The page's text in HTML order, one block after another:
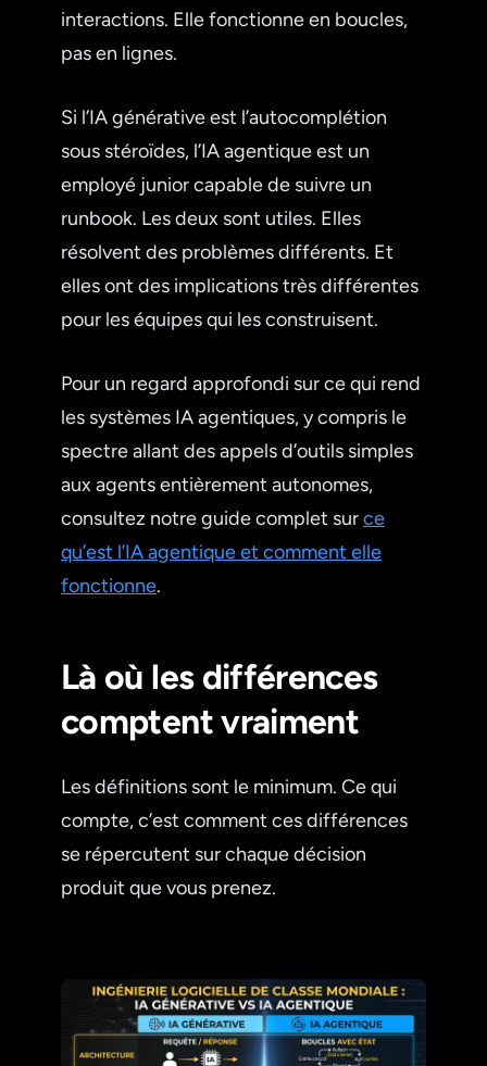
interactions. Elle fonctionne en boucles,
pas en lignes.
Si l’IA générative est l’autocomplétion
sous stéroïdes, l’IA agentique est un
employé junior capable de suivre un
runbook. Les deux sont utiles. Elles
résolvent des problèmes différents. Et
elles ont des implications très différentes
pour les équipes qui les construisent.
Pour un regard approfondi sur ce qui rend
les systèmes IA agentiques, y compris le
spectre allant des appels d’outils simples
aux agents entièrement autonomes,
consultez notre guide complet surce
qu’est l’IA agentique et comment elle
fonctionne.
Là où les différences
comptent vraiment
Les définitions sont le minimum. Ce qui
compte, c’est comment ces différences
se répercutent sur chaque décision
produit que vous prenez.